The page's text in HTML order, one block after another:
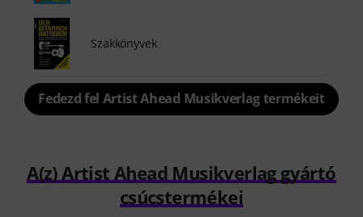
Szakkönyvek
Fedezd fel Artist Ahead Musikverlag termékeit
A(z) Artist Ahead Musikverlag gyártó
csúcstermékei